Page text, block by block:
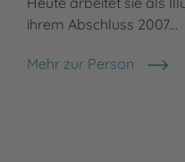
ihrem Abschluss 2007…
Mehr zur Person
Antonia Woodward